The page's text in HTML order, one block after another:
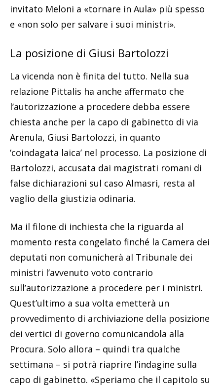
invitato Meloni a «tornare in Aula» più spesso
e «non solo per salvare i suoi ministri».
La posizione di Giusi Bartolozzi
La vicenda non è finita del tutto. Nella sua
relazione Pittalis ha anche affermato che
l’autorizzazione a procedere debba essere
chiesta anche per la capo di gabinetto di via
Arenula, Giusi Bartolozzi, in quanto
‘coindagata laica’ nel processo. La posizione di
Bartolozzi, accusata dai magistrati romani di
false dichiarazioni sul caso Almasri, resta al
vaglio della giustizia odinaria.
Ma il filone di inchiesta che la riguarda al
momento resta congelato finché la Camera dei
deputati non comunicherà al Tribunale dei
ministri l’avvenuto voto contrario
sull’autorizzazione a procedere per i ministri.
Quest’ultimo a sua volta emetterà un
provvedimento di archiviazione della posizione
dei vertici di governo comunicandola alla
Procura. Solo allora – quindi tra qualche
settimana – si potrà riaprire l’indagine sulla
capo di gabinetto. «Speriamo che il capitolo su